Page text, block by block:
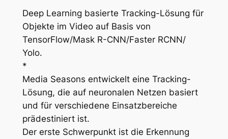
Deep Learning basierte Tracking-Lösung für
Objekte im Video auf Basis von
TensorFlow/Mask R-CNN/Faster RCNN/
Yolo.
*
Media Seasons entwickelt eine Tracking-
Lösung, die auf neuronalen Netzen basiert
und für verschiedene Einsatzbereiche
prädestiniert ist.
Der erste Schwerpunkt ist die Erkennung